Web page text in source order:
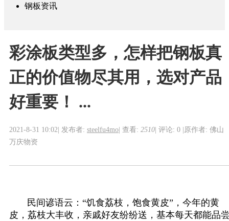
钢板资讯
彩涂板类型多，怎样把钢板真
正的价值物尽其用，选对产品
好重要！ ...
2021-8-31 10:02 发布者: steelfu4mo 查看: 2510 评论: 0 原作者: 佛山
万庆物资
民间谚语云： “饥食荔枝，饱食黄皮”， 今年的黄
皮，荔枝大丰收，亲戚好友纷纷送，基本每天都能品